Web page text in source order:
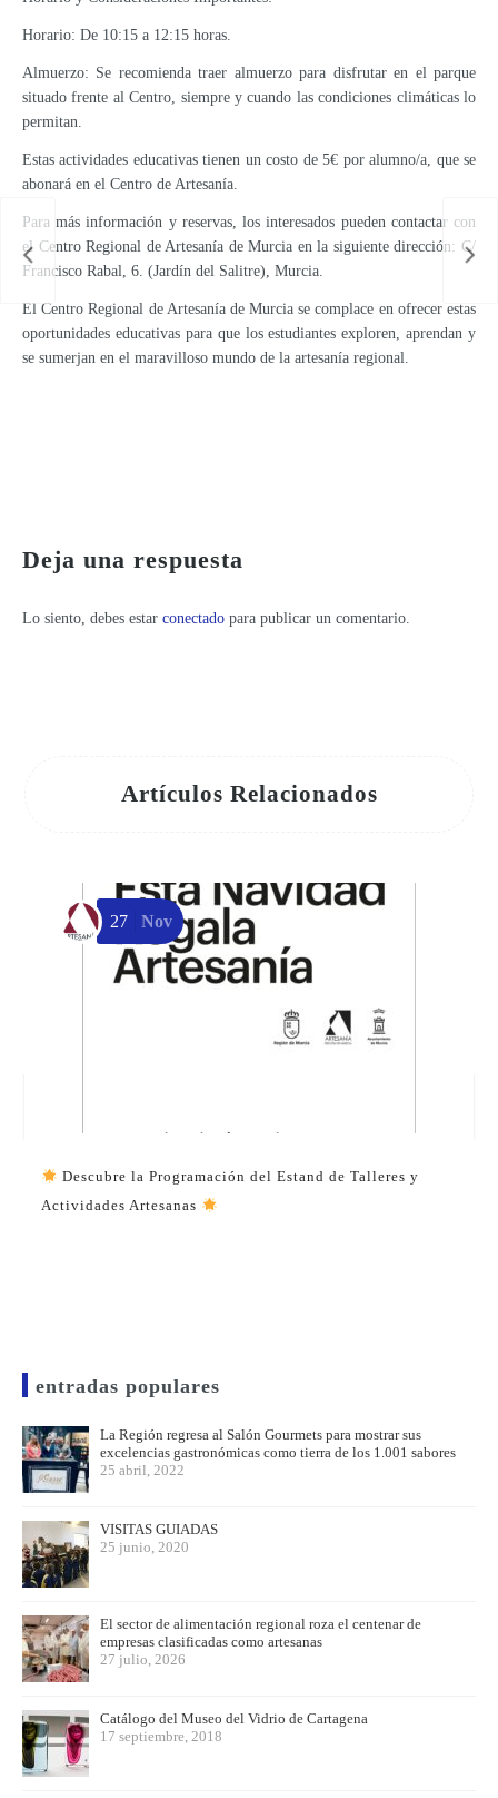
Horario: De 10:15 a 12:15 horas.
Almuerzo: Se recomienda traer almuerzo para disfrutar en el parque
situado frente al Centro, siempre y cuando las condiciones climáticas lo
permitan.
Estas actividades educativas tienen un costo de 5€ por alumno/a, que se
abonará en el Centro de Artesanía.
Para más información y reservas, los interesados pueden contactar con
el Centro Regional de Artesanía de Murcia en la siguiente dirección: C/
Francisco Rabal, 6. (Jardín del Salitre), Murcia.
El Centro Regional de Artesanía de Murcia se complace en ofrecer estas
oportunidades educativas para que los estudiantes exploren, aprendan y
se sumerjan en el maravilloso mundo de la artesanía regional.
Deja una respuesta
Lo siento, debes estar conectado para publicar un comentario.
Artículos Relacionados
Descubre la Programación del Estand de Talleres y
Actividades Artesanas
27 Nov
entradas populares
La Región regresa al Salón Gourmets para mostrar sus
excelencias gastronómicas como tierra de los 1.001 sabores
25 abril, 2022
VISITAS GUIADAS
25 junio, 2020
El sector de alimentación regional roza el centenar de
empresas clasificadas como artesanas
27 julio, 2026
Catálogo del Museo del Vidrio de Cartagena
17 septiembre, 2018